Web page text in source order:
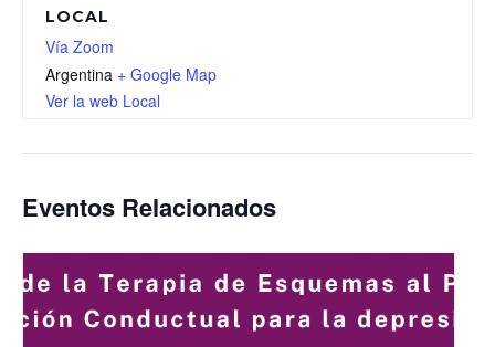
LOCAL
Vía Zoom
Argentina + Google Map
Ver la web Local
Eventos Relacionados